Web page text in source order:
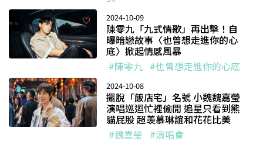
2024-10-09
陳零九「九式情歌」再出擊！自
曝暗戀故事〈也曾想走進你的心
底〉掀起情感風暴
#陳零九 #也曾想走進你的心底
2024-10-08
擺脫「飯店宅」名號 小魏魏嘉瑩
演唱巡迴忙裡偷閒 追星只看到熊
貓屁股 超羡慕琳誼和花花比美
#魏嘉瑩
#演唱會